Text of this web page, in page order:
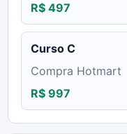
R$ 497
Curso C
Compra Hotmart
R$ 997